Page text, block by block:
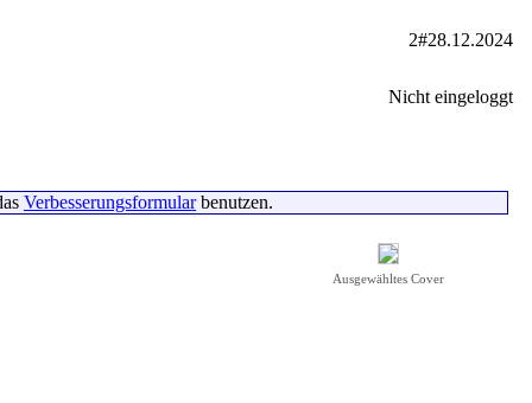
2#28.12.2024
Nicht eingeloggt
Verbesserungsformularbenutzen.
Ausgewähltes Cover